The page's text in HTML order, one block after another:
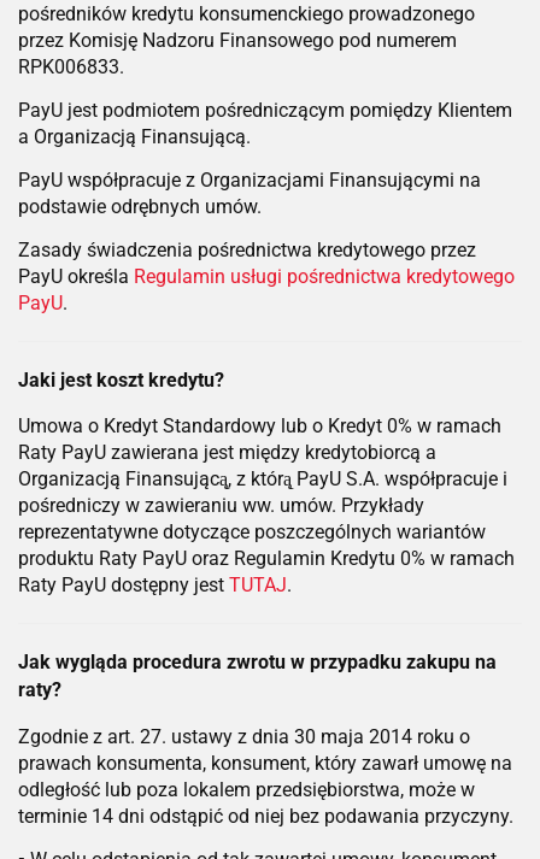
pośredników kredytu konsumenckiego prowadzonego
przez Komisję Nadzoru Finansowego pod numerem
RPK006833.
PayU jest podmiotem pośredniczącym pomiędzy Klientem
a Organizacją Finansującą.
PayU współpracuje z Organizacjami Finansującymi na
podstawie odrębnych umów.
Zasady świadczenia pośrednictwa kredytowego przez
PayU określa Regulamin usługi pośrednictwa kredytowego
PayU.
Jaki jest koszt kredytu?
Umowa o Kredyt Standardowy lub o Kredyt 0% w ramach
Raty PayU zawierana jest między kredytobiorcą a
Organizacją Finansującą̨, z którą̨ PayU S.A. współpracuje i
pośredniczy w zawieraniu ww. umów. Przykłady
reprezentatywne dotyczące poszczególnych wariantów
produktu Raty PayU oraz Regulamin Kredytu 0% w ramach
Raty PayU dostępny jest TUTAJ.
Jak wygląda procedura zwrotu w przypadku zakupu na
raty?
Zgodnie z art. 27. ustawy z dnia 30 maja 2014 roku o
prawach konsumenta, konsument, który zawarł umowę na
odległość lub poza lokalem przedsiębiorstwa, może w
terminie 14 dni odstąpić od niej bez podawania przyczyny.